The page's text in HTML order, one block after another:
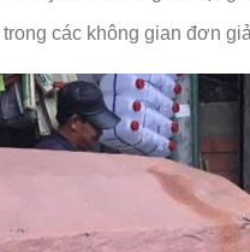
các không gian đơn